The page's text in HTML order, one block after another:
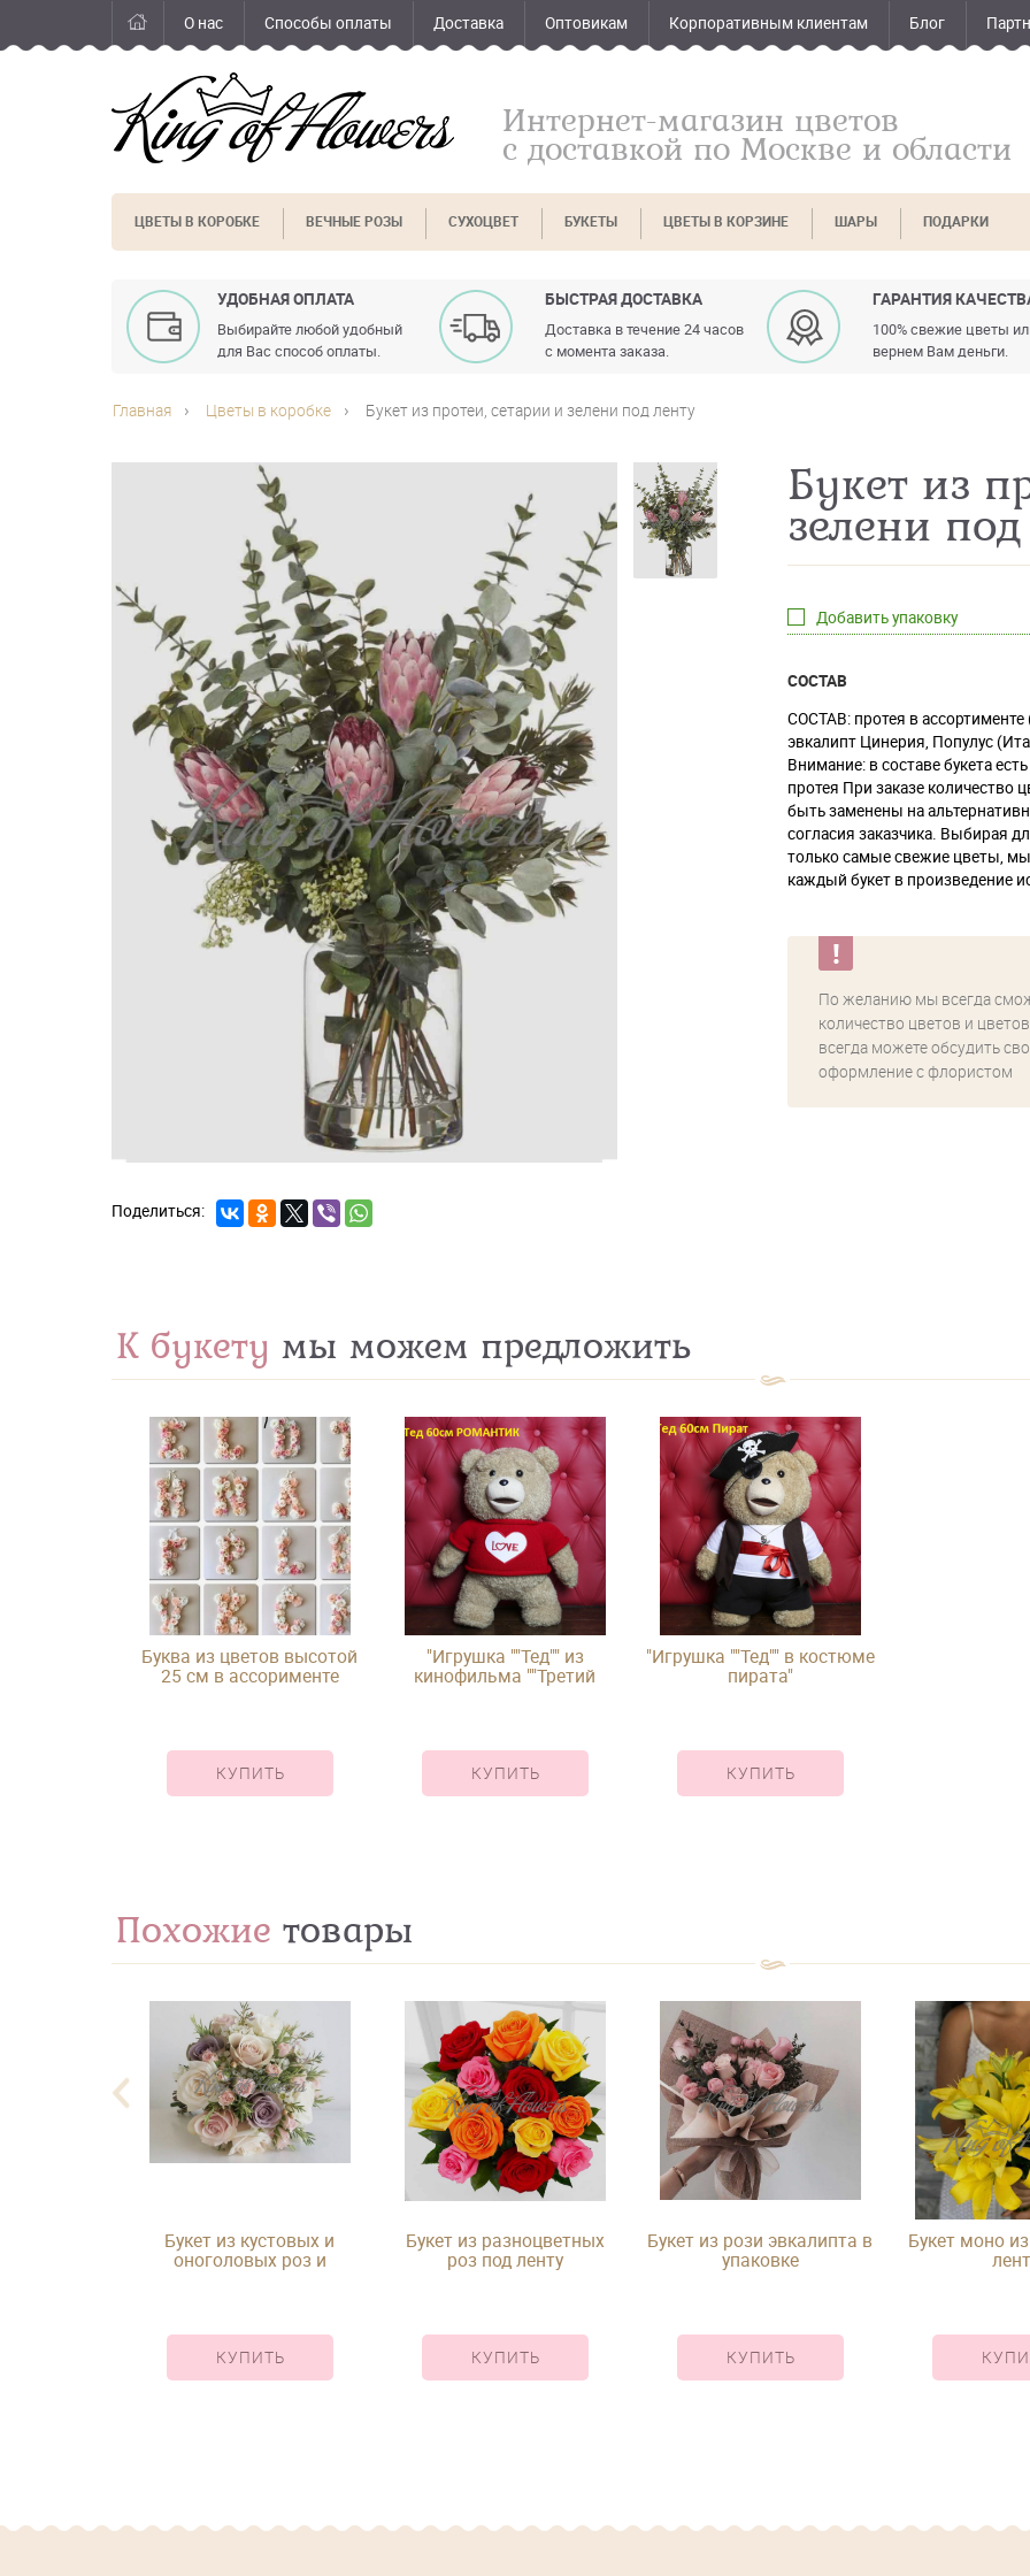
О нас Способы оплаты Доставка Оптовикам Корпоративным клиентам Блог
Интернет-магазин цветов
с доставкой по Москве и области
ЦВЕТЫ В КОРОБКЕ ВЕЧНЫЕ РОЗЫ СУХОЦВЕТ БУКЕТЫ ЦВЕТЫ В КОРЗИНЕ ШАРЫ ПОДАРКИ
УДОБНАЯ ОПЛАТА
Выбирайте любой удобный
для Вас способ оплаты.
БЫСТРАЯ ДОСТАВКА
Доставка в течение 24 часов
с момента заказа.
ГАРАНТИЯ
100% свежие цветы
вернем Вам деньги.
Главная Цветы в коробке Букет из протеи, сетарии и зелени под ленту
Букет из
зелени
Добавить упаковку
СОСТАВ
СОСТАВ: протея в
эвкалипт Цинерия, Популус
Внимание: в составе букета
протея При заказе количество
быть заменены на
согласия заказчика. Выбирая
только самые свежие цветы,
каждый букет в произведение
По желанию мы всегда
количество цветов и
всегда можете обсудить
оформление с флористом
К букету мы можем предложить
Буква из цветов высотой
25 см в ассорименте
КУПИТЬ
"Игрушка ""Тед"" из
кинофильма ""Третий
КУПИТЬ
"Игрушка ""Тед"" в костюме
пирата"
КУПИТЬ
Похожие товары
Букет из кустовых и
оноголовых роз и
КУПИТЬ
Букет из разноцветных
роз под ленту
КУПИТЬ
Букет из рози эвкалипта в
упаковке
КУПИТЬ
Букет моно